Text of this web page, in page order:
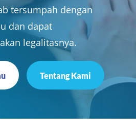
tersumpah dengan
dan dapat
legalitasnya.
Tentang Kami